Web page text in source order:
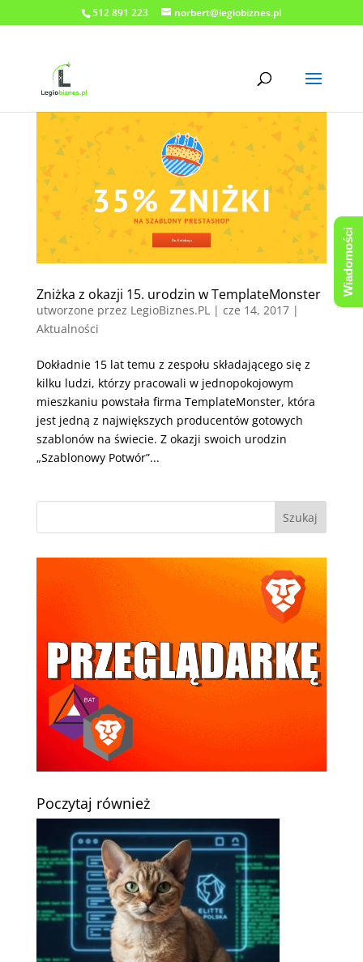
512 891 223 norbert@legiobiznes.pl
Zniżka z okazji 15. urodzin w TemplateMonster
utworzone przez LegioBiznes.PL| cze 14, 2017|
Aktualności
Dokładnie 15 lat temu z zespołu składającego się z
kilku ludzi, którzy pracowali w jednopokojowym
mieszkaniu powstała firma TemplateMonster, która
jest jedną z największych producentów gotowych
szablonów na świecie. Z okazji swoich urodzin
„Szablonowy Potwór”...
Poczytaj również
Wiadomości